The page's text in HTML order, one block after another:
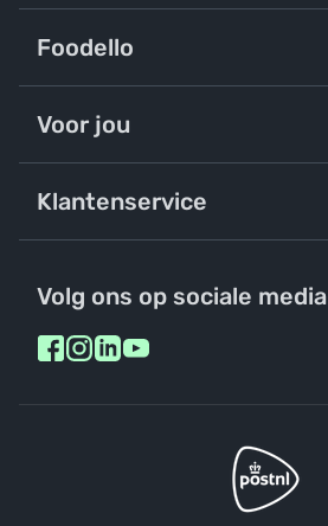
Foodello
Voor jou
Klantenservice
Volg ons op sociale media